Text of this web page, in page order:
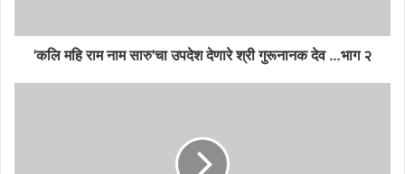
'कलि महि राम नाम सारु'चा उपदेश देणारे श्री गुरूनानक देव …भाग २